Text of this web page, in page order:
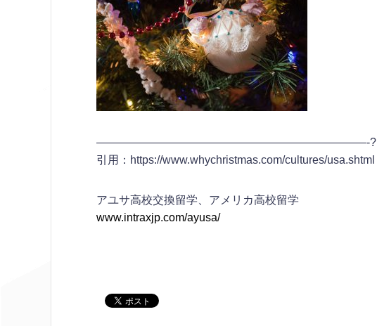
————————————————————————-?
引用：https://www.whychristmas.com/cultures/usa.shtml
アユサ高校交換留学、アメリカ高校留学
www.intraxjp.com/ayusa/